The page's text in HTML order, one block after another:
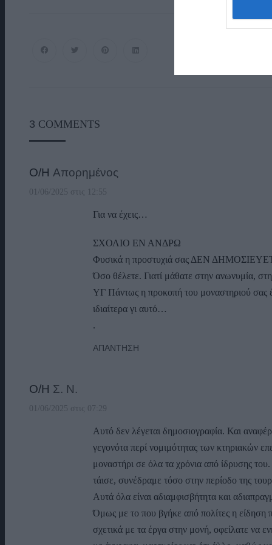
3 COMMENTS
Ο/Η Απορημένος
01/06/2025 στις 12:55
Για να έχεις…
ΣΧΟΛΙΟ ΕΝ ΑΝΔΡΩ
Φυσικά η προστυχιά σας ΔΕΝ
Όσο θέλετε. Γιατί μάθατε στην ανωνυμία,
ΥΓ Πάντως η προκοπή του μοναστηριού σας
ιδιαίτερα γι αυτό…
.
ΑΠΆΝΤΗΣΗ
Ο/Η Σ. Ν.
01/06/2025 στις 07:29
Αυτό δεν λέγεται δημοσιογραφία. Και
γεγονότα περί νομιμότητας των κτηριακών
μοναστήρι σε όλα τα χρόνια από ίδρυσης
τάισε, συνέδραμε τόσο στην περίοδο της
Αυτά όλα είναι αδιαμφισβήτητα και
Όμως με το που βγήκε από πολίτες η
σχετικά με τα έργα στην μονή, οφείλατε να